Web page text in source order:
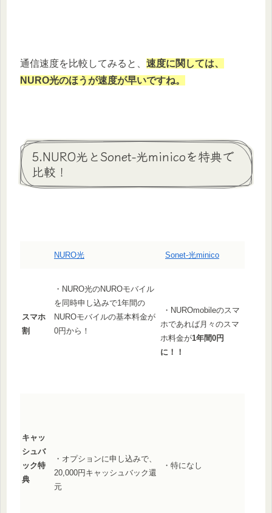
通信速度を比較してみると、 速度に関しては、
NURO光のほうが速度が早いですね。
5.NURO光とSonet-光minicoを特典で
比較！
NURO光 Sonet-光minico
スマホ
割
・NURO光のNUROモバイル
を同時申し込みで1年間の
NUROモバイルの基本料金が
0円から！
・NUROmobileのスマ
ホであれば月々のスマ
ホ料金が1年間0円
に！！
キャッ
シュバ
ック特
典
・オプションに申し込みで、
20,000円キャッシュバック還
元
・特になし